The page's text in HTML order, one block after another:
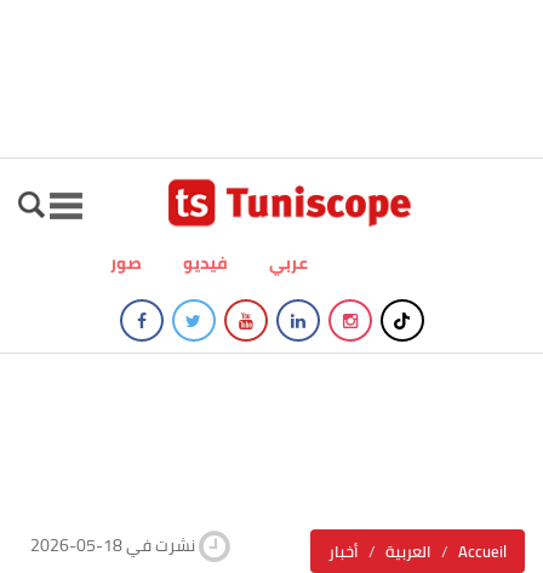
صور فيديو عربي
أخبار العربية Accueil 2026-05-18 نشرت في